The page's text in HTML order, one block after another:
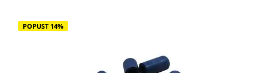
POPUST 14%